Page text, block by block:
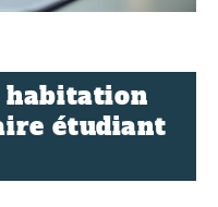
habitation
étudiant